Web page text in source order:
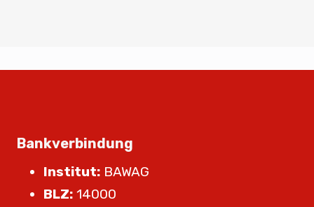
Bankverbindung
Institut: BAWAG
BLZ: 14000